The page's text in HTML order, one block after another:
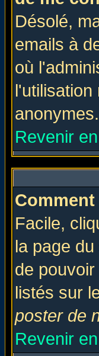
Désolé,
emails à
où
anonymes.
Revenir
Facile,
la page
de
listés sur
poster de
Revenir